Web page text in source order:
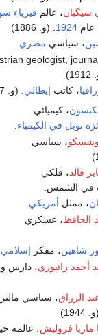
سيگبان، عالم فيزياء
عام1924 . (و. 1886)
، سياسي مصري.
geologist,
، كاتب إيطالي. (و. 1907)
، كيميائي
نوبل في الكيمياء.
، سياسي
ڤالد، فلكي
في الشمس.
، ممثل أمريكي.
الحافظ، عسكري
شاهين، مفكر إسلامي
أحمد رائپوري، دارس
الرزاق، سياسي
ماريا فروليش، عالمة